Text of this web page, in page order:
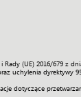
(UE) 2016/679
uchylenia dyrektywy
dotyczące